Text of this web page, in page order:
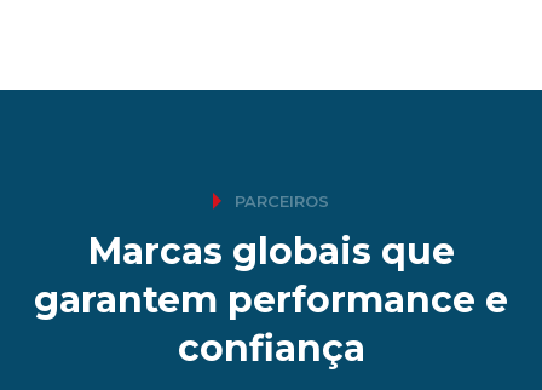
PARCEIROS
Marcas globais que
garantem performance e
confiança